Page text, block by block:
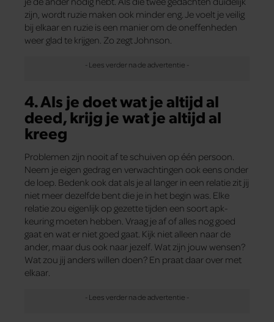
zijn, wordt ruzie maken ook minder eng. Je voelt je veilig
bij elkaar en ruzie is een manier om de oneffenheden
weer glad te krijgen. Zo zegt Johnson.
4. Als je doet wat je altijd al
deed, krijg je wat je altijd al
kreeg
Problemen zijn nooit af te schuiven op één persoon.
Neem je eigen gedrag en verwachtingen ook eens onder
de loep. Bedenk ook dat als je al langer in een relatie zit jij
niet meer dezelfde bent die je in het begin was. Elke
relatie zou eigenlijk op gezette tijden een soort apk-
keuring moeten hebben. Vraag je af of alles nog goed
gaat en wat er niet goed gaat. Kijk niet alleen naar de
ander, maar dus ook naar jezelf. Wat zijn jouw wensen?
Wat zou jij anders willen doen? En praat daar over met
elkaar.